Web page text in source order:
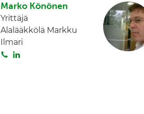
Marko Könönen
Yrittäjä
Alalääkkölä Markku
Ilmari
S L